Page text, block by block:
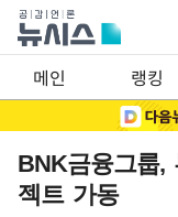
메인 랭킹
BNK금융그룹,
젝트 가동